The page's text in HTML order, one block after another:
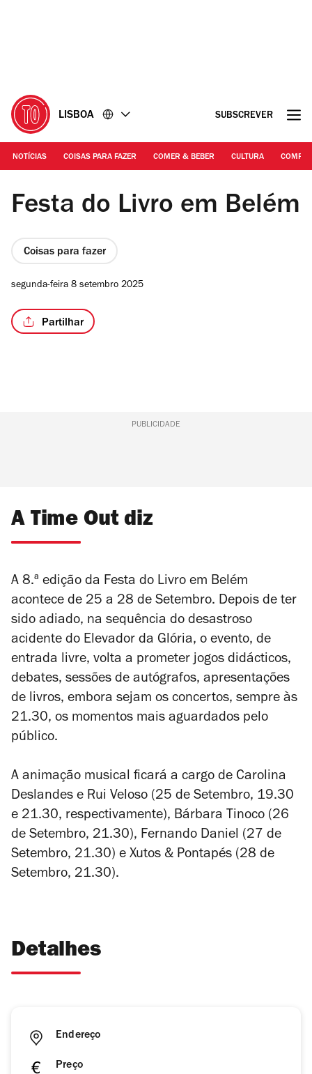
LISBOA SUBSCREVER
NOTÍCIAS COISAS PARA FAZER COMER & BEBER CULTURA
Fotografia: Arlindo Camacho | Palácio de Belém
Festa do Livro em Belém
Coisas para fazer
segunda-feira 8 setembro 2025
Partilhar
PUBLICIDADE
A Time Out diz
A 8.ª edição da Festa do Livro em Belém
acontece de 25 a 28 de Setembro. Depois de ter
sido adiado, na sequência do desastroso
acidente do Elevador da Glória, o evento, de
entrada livre, volta a prometer jogos didácticos,
debates, sessões de autógrafos, apresentações
de livros, embora sejam os concertos, sempre às
21.30, os momentos mais aguardados pelo
público.
A animação musical ficará a cargo de Carolina
Deslandes e Rui Veloso (25 de Setembro, 19.30
e 21.30, respectivamente), Bárbara Tinoco (26
de Setembro, 21.30), Fernando Daniel (27 de
Setembro, 21.30) e Xutos & Pontapés (28 de
Setembro, 21.30).
Detalhes
Endereço
Preço